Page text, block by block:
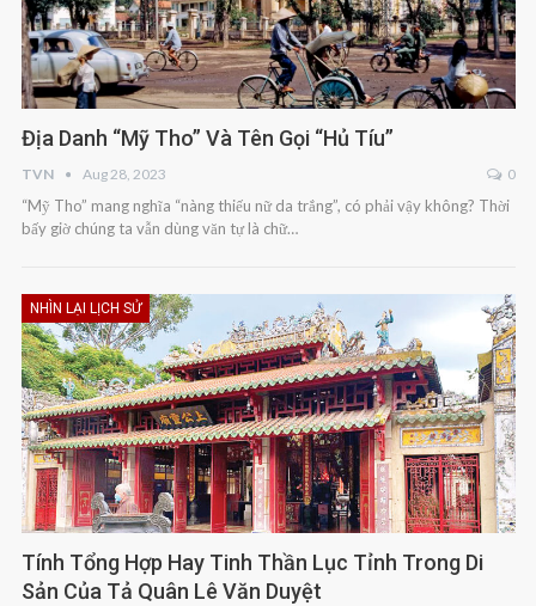
Địa Danh “Mỹ Tho” Và Tên Gọi “hủ Tíu”
TVN Aug 28, 2023 0
“Mỹ Tho” mang nghĩa “nàng thiếu nữ da trắng”, có phải vậy không? Thời
bấy giờ chúng ta vẫn dùng văn tự là chữ…
NHÌN LẠI LỊCH SỬ
Tính Tổng Hợp Hay Tinh Thần Lục Tỉnh Trong Di
Sản Của Tả Quân Lê Văn Duyệt